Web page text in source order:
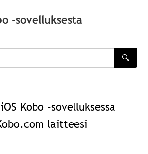
-sovelluksesta
🔍
Kobo -sovelluksessa
laitteesi